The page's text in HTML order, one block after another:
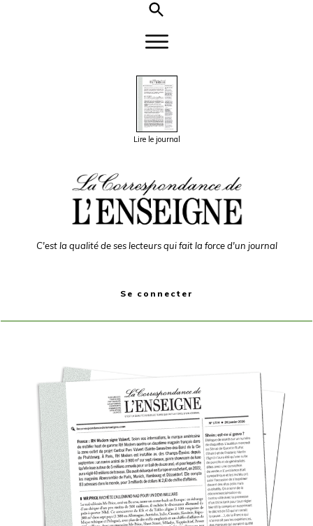
Lire le journal
C'est la qualité de ses lecteurs qui fait la force d'un journal
Se connecter